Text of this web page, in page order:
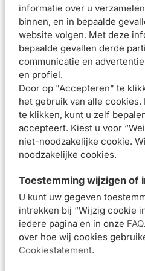
informatie over u
binnen, en in bepaalde
website volgen. Met deze
bepaalde gevallen derde
communicatie en
en profiel.
Door op "Accepteren" te
het gebruik van alle cookies.
te klikken, kunt u zelf
accepteert. Kiest u voor
niet-noodzakelijke cookie.
noodzakelijke cookies.
Toestemming wijzigen of
U kunt uw gegeven
intrekken bij “Wijzig cookie
iedere pagina en in onze FAQ
over hoe wij cookies
Cookiestatement.
CAPRYLIC/CAPRIC
ALCOHOL. CITRUS LIMON
LIMON PEEL POWDER).
GLUCOSIDE. SCLEROTIUM
Pierre Fabre Laboratoires
Responsible address: Les
France. Responsible Contact:
fabre.com. Website: https://
Beoordelingen (2)
Meest recente reviews
Heleen F. • 27 JUN. 2025
Beoordeling:
Hele fijne, lichte substantie die
en soepel houdt. Vorig jaar per
vakantie in Frankrijk en nu mijn
geschikt voor de gevoelige huid.